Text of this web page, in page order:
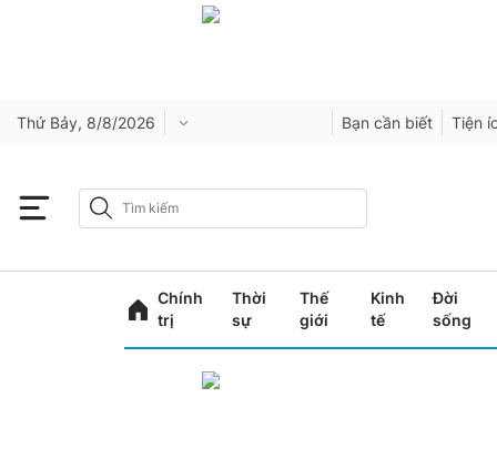
Thứ Bảy, 8/8/2026 Bạn cần biết Tiện
Chính
trị
Thời
sự
Thế
giới
Kinh
tế
Đời
sống